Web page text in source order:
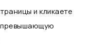
и кликаете